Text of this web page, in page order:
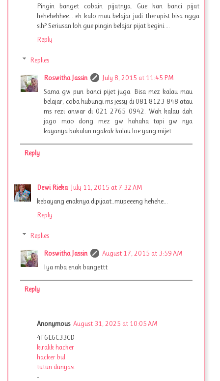
Pingin banget cobain pijatnya. Gue kan banci pijat
hehehehhee... eh kalo mau belajar jadi therapist bisa ngga
sih? Seriusan loh gue pingin belajar pijat begini....
Reply
Replies
Roswitha Jassin
July 8, 2015 at 11:45 PM
Sama gw pun banci pijet juga. Bisa mez kalau mau
belajar, coba hubungi ms jessy di 081 8123 848 atau
ms rezi anwar di 021 2765 0942. Wah kalau dah
jago mao dong mez gw hahaha tapi gw nya
kayanya bakalan ngakak kalau loe yang mijet
Reply
Dewi Rieka July 11, 2015 at 7:32 AM
kebayang enaknya dipijaat..mupeeeng hehehe...
Reply
Replies
Roswitha Jassin
August 17, 2015 at 3:59 AM
Iya mba enak bangettt
Reply
Anonymous August 31, 2025 at 10:05 AM
4F6E6C33CD
kiralık hacker
hacker bul
tütün dünyası
-